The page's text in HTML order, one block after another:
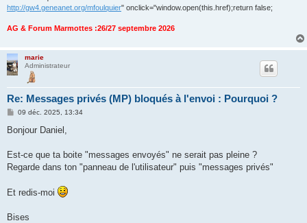
http://gw4.geneanet.org/mfoulquier" onclick="window.open(this.href);return false;
AG & Forum Marmottes :26/27 septembre 2026
marie
Administrateur
Re: Messages privés (MP) bloqués à l'envoi : Pourquoi ?
M
s
g
09 déc. 2025, 13:34
Bonjour Daniel,
Est-ce que ta boite "messages envoyés" ne serait pas pleine ?
Regarde dans ton "panneau de l'utilisateur" puis "messages privés"
Et redis-moi
Bises